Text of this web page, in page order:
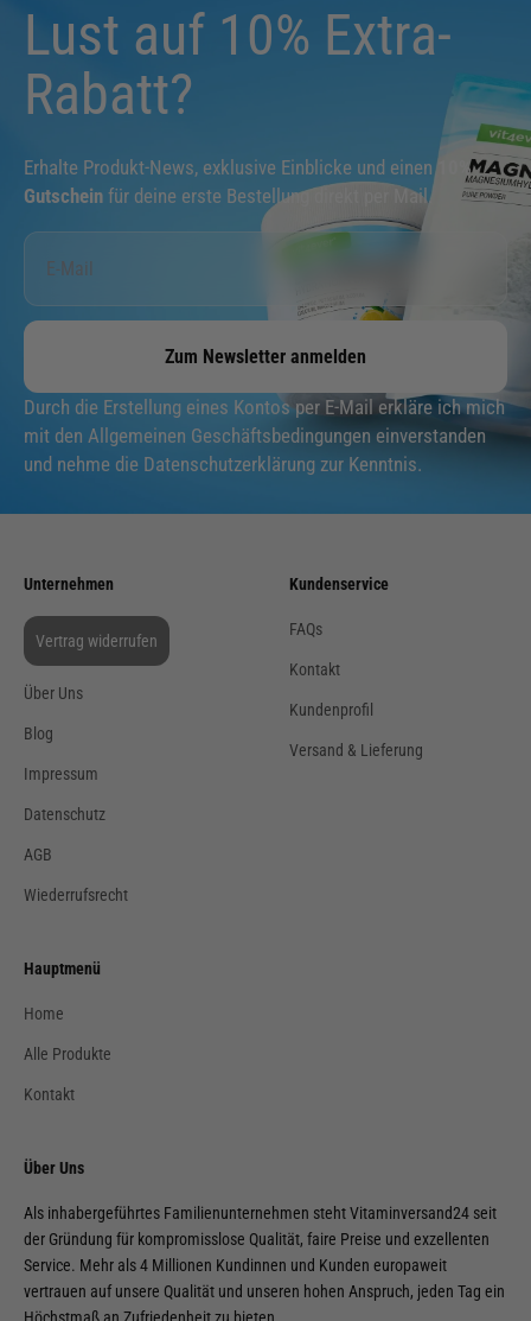
Lust auf 10% Extra-
Rabatt?
Erhalte Produkt-News, exklusive Einblicke und einen 10%
Gutschein für deine erste Bestellung direkt per Mail.
Zum Newsletter anmelden
Durch die Erstellung eines Kontos per E-Mail erkläre ich mich
mit den Allgemeinen Geschäftsbedingungen einverstanden
und nehme die Datenschutzerklärung zur Kenntnis.
Unternehmen
Vertrag widerrufen
Über Uns
Blog
Impressum
Datenschutz
AGB
Wiederrufsrecht
Kundenservice
FAQs
Kontakt
Kundenprofil
Versand & Lieferung
Hauptmenü
Home
Alle Produkte
Kontakt
Über Uns
Als inhabergeführtes Familienunternehmen steht Vitaminversand24 seit
der Gründung für kompromisslose Qualität, faire Preise und exzellenten
Service. Mehr als 4 Millionen Kundinnen und Kunden europaweit
vertrauen auf unsere Qualität und unseren hohen Anspruch, jeden Tag ein